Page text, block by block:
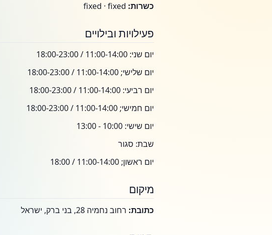
כשרות:
פעילויות ובילויים
יום שני: 11:00-14:00 / 18:00-23:00
יום שלישי; 11:00-14:00 / 18:00-23:00
יום רביעי: 11:00-14:00 / 18:00-23:00
יום חמישי; 11:00-14:00 / 18:00-23:00
יום שישי: 10:00 - 13:00
שבת: סגור
יום ראשון; 11:00-14:00 / 18:00
מיקום
כתובת: רחוב נחמיה 28, בני ברק, ישראל